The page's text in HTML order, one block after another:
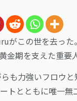
がこの世を去った
金期を支えた重要
も力強いフロウと
トとともに唯一無